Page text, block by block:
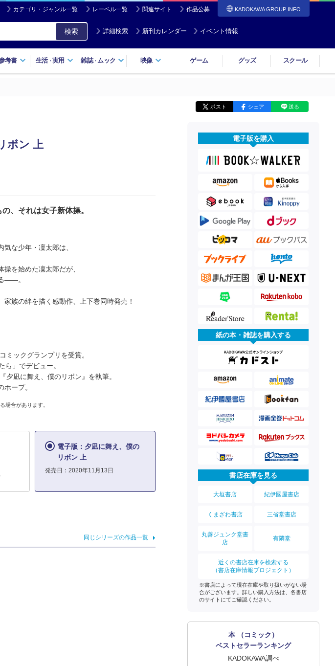
カテゴリ・ジャンル一覧 レーベル一覧 関連サイト 作品公募 KADOKAWA GROUP INFO
検索 詳細検索 新刊カレンダー イベント情報
考書 生活・実用 雑誌・ ムック 映像 ゲーム グッズ スクール
ポスト シェア 送る
ボン 上
、それは女子新体操。
な少年・凜太郎は、
を始めた凜太郎だが、
――。
族の絆を描く感動作、上下巻同時発売！
ミックグランプリを受賞。
ら」でデビュー。
夕凪に舞え、僕のリボン』を執筆。
ープ。
場合があります。
電子版：夕凪に舞え、僕の
リボン 上
発売日：2020年11月13日
同じシリーズの作品一覧
電子版を購入
紙の本・雑誌を購入する
書店在庫を見る
大垣書店 紀伊國屋書店
くまざわ書店 三省堂書店
丸善ジュンク堂書
店
有隣堂
近くの書店在庫を検索する
（書店在庫情報プロジェクト）
※書店によって現在在庫や取り扱いがない場
合がございます。詳しい購入方法は、各書店
のサイトにてご確認ください。
本 （コミック）
ベストセラーランキング
KADOKAWA調べ